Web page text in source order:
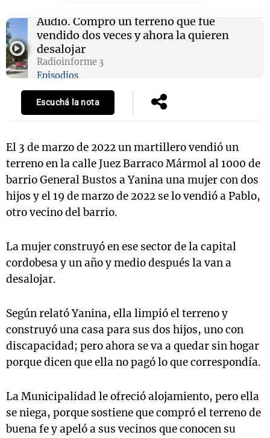
Audio. Compró un terreno que fue
vendido dos veces y ahora la quieren
desalojar
Radioinforme 3
Episodios
Escuchá la nota
El 3 de marzo de 2022 un martillero vendió un
terreno en la calle Juez Barraco Mármol al 1000 de
barrio General Bustos a Yanina una mujer con dos
hijos y el 19 de marzo de 2022 se lo vendió a Pablo,
otro vecino del barrio.
La mujer construyó en ese sector de la capital
cordobesa y un año y medio después la van a
desalojar.
Según relató Yanina, ella limpió el terreno y
construyó una casa para sus dos hijos, uno con
discapacidad; pero ahora se va a quedar sin hogar
porque dicen que ella no pagó lo que correspondía.
La Municipalidad le ofreció alojamiento, pero ella
se niega, porque sostiene que compró el terreno de
buena fe y apeló a sus vecinos que conocen su
Mundial 2026